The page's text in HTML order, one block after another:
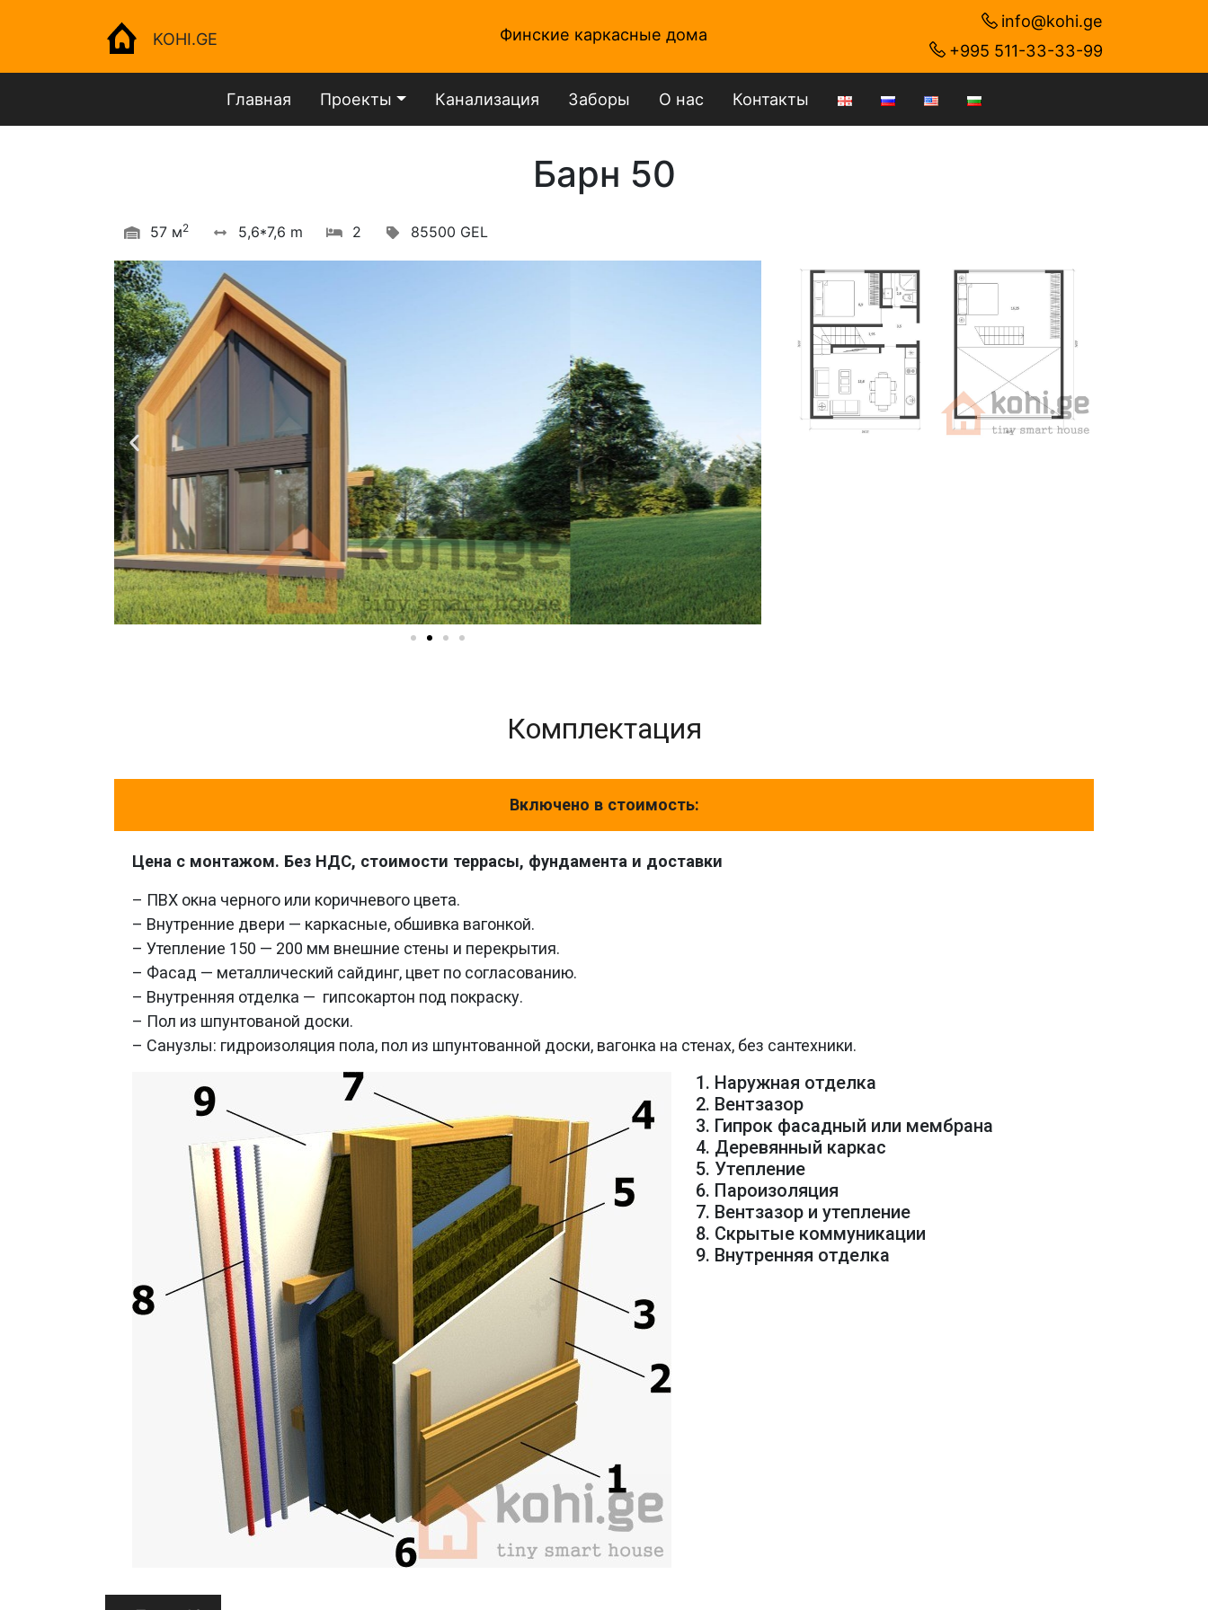
KOHI.GE Финские каркасные дома
info@kohi.ge
+995 511-33-33-99
Главная Проекты Канализация Заборы О нас Контакты
Барн 50
57 м2 5,6*7,6 m 2 85500 GEL
Комплектация
Включено в стоимость:
Цена с монтажом. Без НДС, стоимости террасы, фундамента и доставки
– ПВХ окна черного или коричневого цвета.
– Внутренние двери — каркасные, обшивка вагонкой.
– Утепление 150 — 200 мм внешние стены и перекрытия.
– Фасад — металлический сайдинг, цвет по согласованию.
– Внутренняя отделка — гипсокартон под покраску.
– Пол из шпунтованой доски.
– Санузлы: гидроизоляция пола, пол из шпунтованной доски, вагонка на стенах, без сантехники.
1. Наружная отделка
2. Вентзазор
3. Гипрок фасадный или мембрана
4. Деревянный каркас
5. Утепление
6. Пароизоляция
7. Вентзазор и утепление
8. Скрытые коммуникации
9. Внутренняя отделка